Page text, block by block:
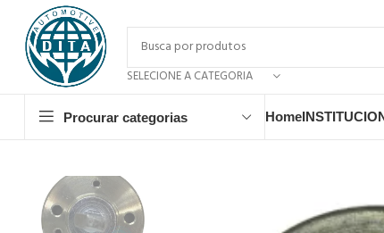
SELECIONE A CATEGORIA
Procurar categorias Home